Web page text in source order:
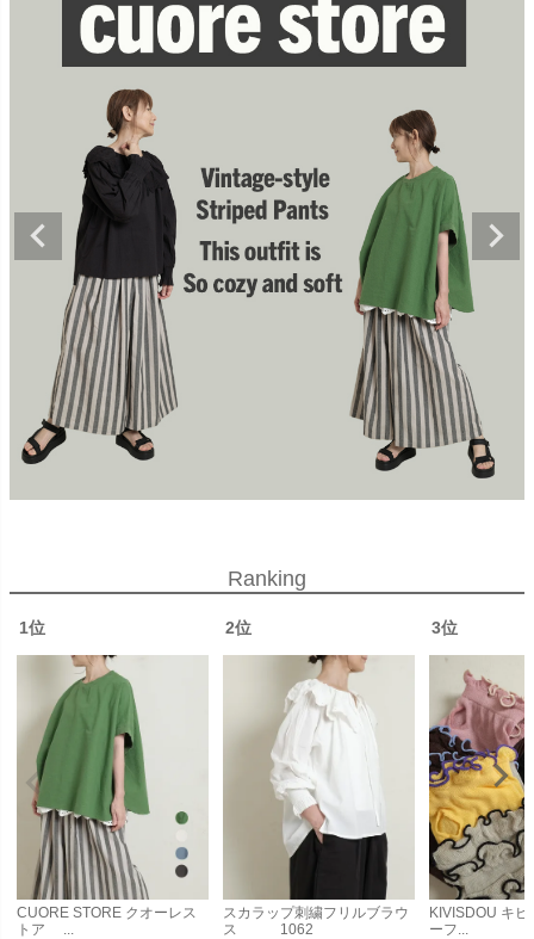
Ranking
1位
CUORE STORE クオーレス
トア ...
2位
スカラップ刺繍フリルブラウ
ス 1062
3位
KIVISDOU キ
ーフ...